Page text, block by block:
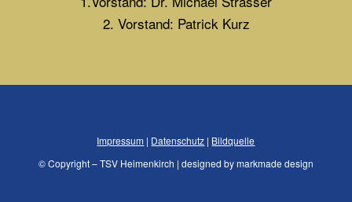
2. Vorstand: Patrick Kurz
Impressum | Datenschutz | Bildquelle
© Copyright – TSV Heimenkirch | designed by markmade design